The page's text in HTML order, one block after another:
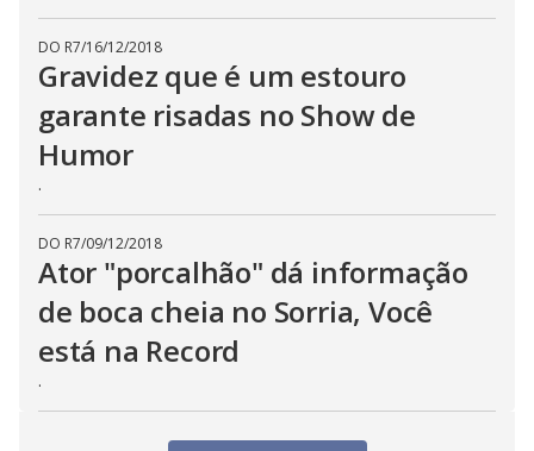
DO R7/16/12/2018
Gravidez que é um estouro
garante risadas no Show de
Humor
.
DO R7/09/12/2018
Ator "porcalhão" dá informação
de boca cheia no Sorria, Você
está na Record
.